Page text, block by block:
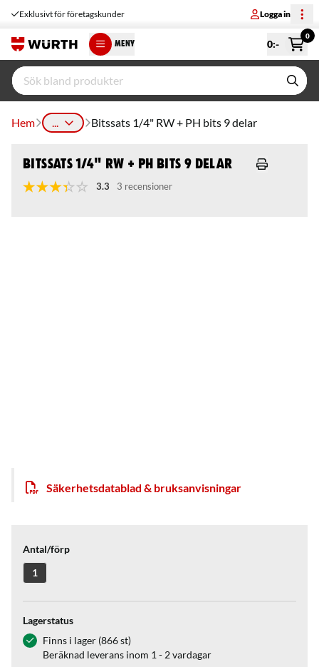
Exklusivt för företagskunder Logga in
MENY 0:-
0
Hem ... Bitssats 1/4" RW + PH bits 9 delar
Bitssats 1/4" RW + PH bits 9 delar
3.3 3 recensioner
Säkerhetsdatablad & bruksanvisningar
Antal/förp
1
Lagerstatus
Finns i lager (866 st)
Beräknad leverans inom 1 - 2 vardagar